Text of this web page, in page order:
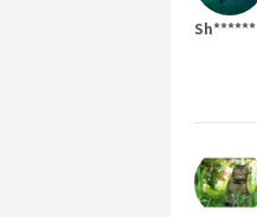
Sh******